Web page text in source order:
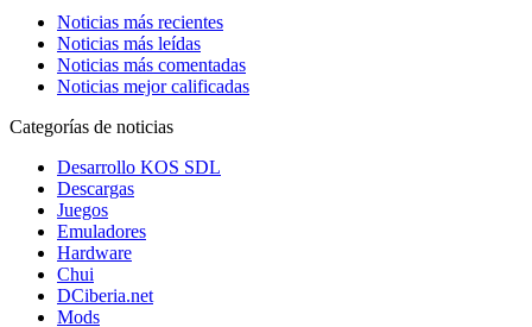
Noticias más recientes
Noticias más leídas
Noticias más comentadas
Noticias mejor calificadas
Categorías de noticias
Desarrollo KOS SDL
Descargas
Juegos
Emuladores
Hardware
Chui
DCiberia.net
Mods